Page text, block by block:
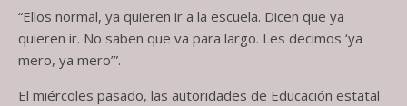
“Ellos normal, ya quieren ir a la escuela. Dicen que ya
quieren ir. No saben que va para largo. Les decimos ‘ya
mero, ya mero’”.
El miércoles pasado, las autoridades de Educación estatal